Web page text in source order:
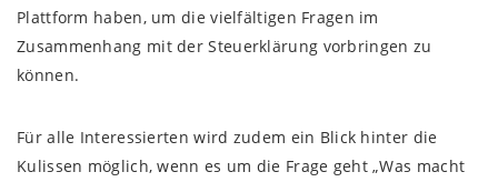
Plattform haben, um die vielfältigen Fragen im
Zusammenhang mit der Steuerklärung vorbringen zu
können.
Für alle Interessierten wird zudem ein Blick hinter die
Kulissen möglich, wenn es um die Frage geht „Was macht